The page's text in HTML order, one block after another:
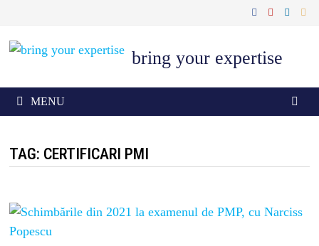
content
bring your expertise
MENU
TAG: CERTIFICARI PMI